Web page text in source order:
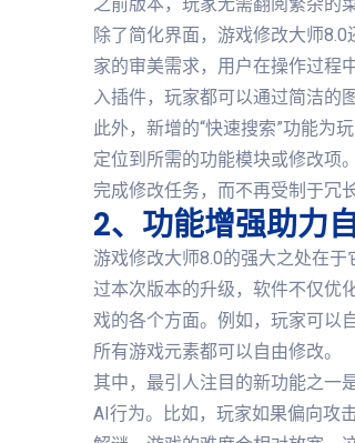
除了简化界面，游戏修改大师
家的审美需求，用户在操作过程
入插件，玩家都可以通过简洁的
此外，新增的“快速搜索”功能为
定位到所需的功能模块或修改项
完成修改任务，而不再受制于冗
2、功能增强助力
游戏修改大师8.0的强大之处在
过本次版本的升级，软件不仅优
戏的各个方面。例如，玩家可以
所有游戏元素都可以自由修改。
其中，最引人注目的新功能之一
AI行为。比如，玩家如果偏向攻